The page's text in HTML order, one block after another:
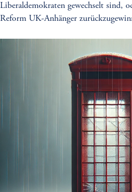
Liberaldemokraten gewechselt sind,
Reform UK-Anhänger